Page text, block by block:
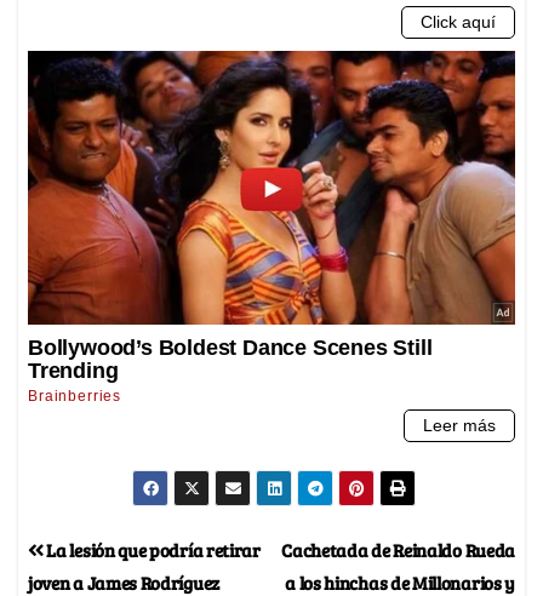
Cachetada de Reinaldo Rueda
a los hinchas de Millonarios y
La lesión que podría retirar
joven a James Rodríguez